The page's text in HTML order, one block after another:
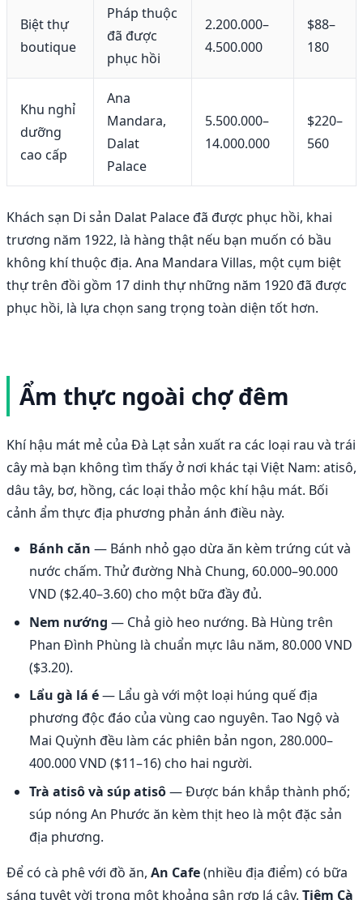
Biệt thự
boutique
Pháp thuộc
đã được
phục hồi
2.200.000–
4.500.000
$88–
180
Khu nghỉ
dưỡng
cao cấp
Ana
Mandara,
Dalat
Palace
5.500.000–
14.000.000
$220–
560
Khách sạn Di sản Dalat Palace đã được phục hồi, khai
trương năm 1922, là hàng thật nếu bạn muốn có bầu
không khí thuộc địa. Ana Mandara Villas, một cụm biệt
thự trên đồi gồm 17 dinh thự những năm 1920 đã được
phục hồi, là lựa chọn sang trọng toàn diện tốt hơn.
Ẩm thực ngoài chợ đêm
Khí hậu mát mẻ của Đà Lạt sản xuất ra các loại rau và trái
cây mà bạn không tìm thấy ở nơi khác tại Việt Nam: atisô,
dâu tây, bơ, hồng, các loại thảo mộc khí hậu mát. Bối
cảnh ẩm thực địa phương phản ánh điều này.
Bánh căn — Bánh nhỏ gạo dừa ăn kèm trứng cút và
nước chấm. Thử đường Nhà Chung, 60.000–90.000
VND ($2.40–3.60) cho một bữa đầy đủ.
Nem nướng — Chả giò heo nướng. Bà Hùng trên
Phan Đình Phùng là chuẩn mực lâu năm, 80.000 VND
($3.20).
Lẩu gà lá é— Lẩu gà với một loại húng quế địa
phương độc đáo của vùng cao nguyên. Tao Ngộ và
Mai Quỳnh đều làm các phiên bản ngon, 280.000–
400.000 VND ($11–16) cho hai người.
Trà atisô và súp atisô— Được bán khắp thành phố;
súp nóng An Phước ăn kèm thịt heo là một đặc sản
địa phương.
Để có cà phê với đồ ăn, An Cafe(nhiều địa điểm) có bữa
sáng tuyệt vời trong một khoảng sân rợp lá cây. Tiệm Cà